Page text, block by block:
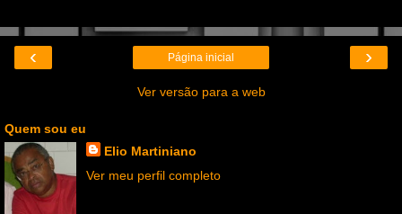
‹ ›
Página inicial
Ver versão para a web
Quem sou eu
Elio Martiniano
Ver meu perfil completo